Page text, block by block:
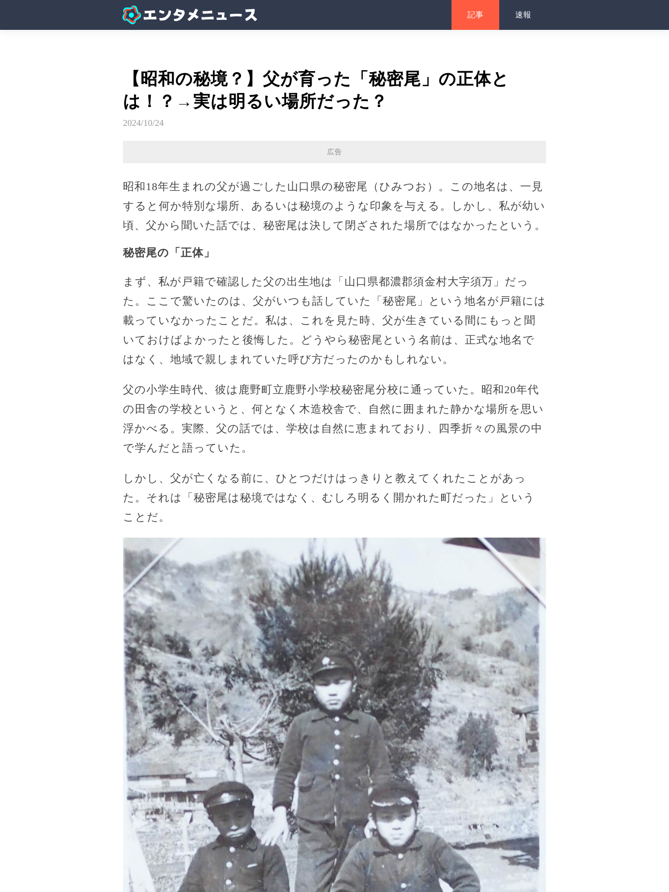
記事 速報
【昭和の秘境？】父が育った「秘密尾」の正体と
は！？→実は明るい場所だった？
2024/10/24
広告
昭和18年生まれの父が過ごした山口県の秘密尾（ひみつお）。この地名は、一見
すると何か特別な場所、あるいは秘境のような印象を与える。しかし、私が幼い
頃、父から聞いた話では、秘密尾は決して閉ざされた場所ではなかったという。
秘密尾の「正体」
まず、私が戸籍で確認した父の出生地は「山口県都濃郡須金村大字須万」だっ
た。ここで驚いたのは、父がいつも話していた「秘密尾」という地名が戸籍には
載っていなかったことだ。私は、これを見た時、父が生きている間にもっと聞
いておけばよかったと後悔した。どうやら秘密尾という名前は、正式な地名で
はなく、地域で親しまれていた呼び方だったのかもしれない。
父の小学生時代、彼は鹿野町立鹿野小学校秘密尾分校に通っていた。昭和20年代
の田舎の学校というと、何となく木造校舎で、自然に囲まれた静かな場所を思い
浮かべる。実際、父の話では、学校は自然に恵まれており、四季折々の風景の中
で学んだと語っていた。
しかし、父が亡くなる前に、ひとつだけはっきりと教えてくれたことがあっ
た。それは「秘密尾は秘境ではなく、むしろ明るく開かれた町だった」という
ことだ。